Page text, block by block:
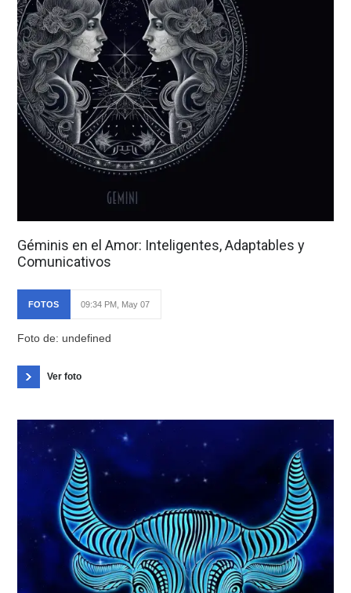
Géminis en el Amor: Inteligentes, Adaptables y
Comunicativos
FOTOS 09:34 PM, May 07
Foto de: undefined
Ver foto